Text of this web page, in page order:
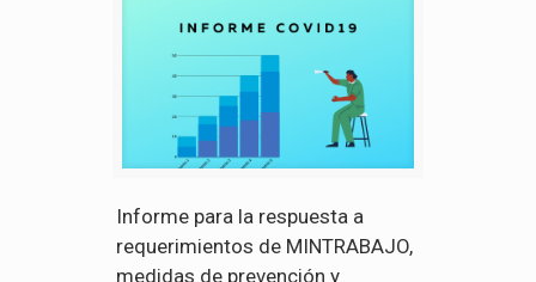
Informe para la respuesta a
requerimientos de MINTRABAJO,
medidas de prevención y